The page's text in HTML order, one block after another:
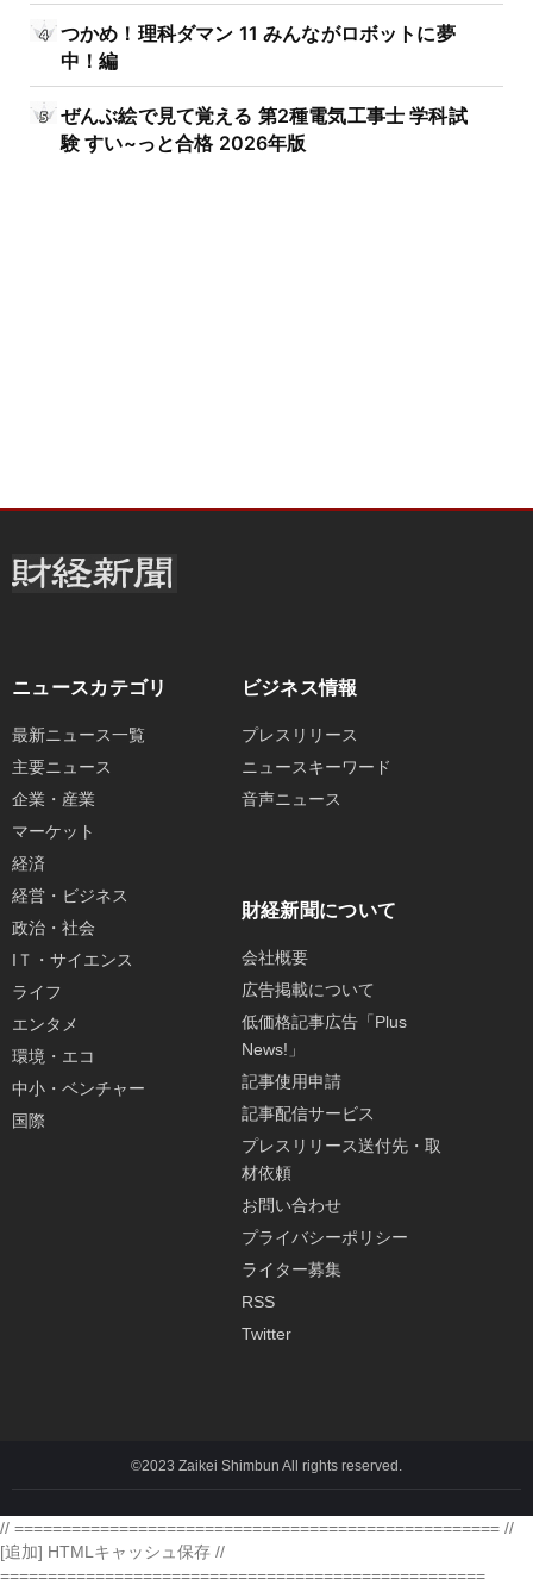
つかめ！理科ダマン 11 みんながロボットに夢
中！編
ぜんぶ絵で見て覚える 第2種電気工事士 学科試
験 すい~っと合格 2026年版
ニュースカテゴリ
最新ニュース一覧
主要ニュース
企業・産業
マーケット
経済
経営・ビジネス
政治・社会
IＴ・サイエンス
ライフ
エンタメ
環境・エコ
中小・ベンチャー
国際
ビジネス情報
プレスリリース
ニュースキーワード
音声ニュース
財経新聞について
会社概要
広告掲載について
低価格記事広告「Plus
News!」
記事使用申請
記事配信サービス
プレスリリース送付先・取
材依頼
お問い合わせ
プライバシーポリシー
ライター募集
RSS
Twitter
©2023 Zaikei Shimbun All rights reserved.
// =================================================== //
[追加] HTMLキャッシュ保存 //
===================================================